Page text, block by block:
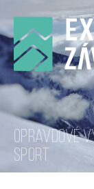
OPRAVDOVÉ
SPORT